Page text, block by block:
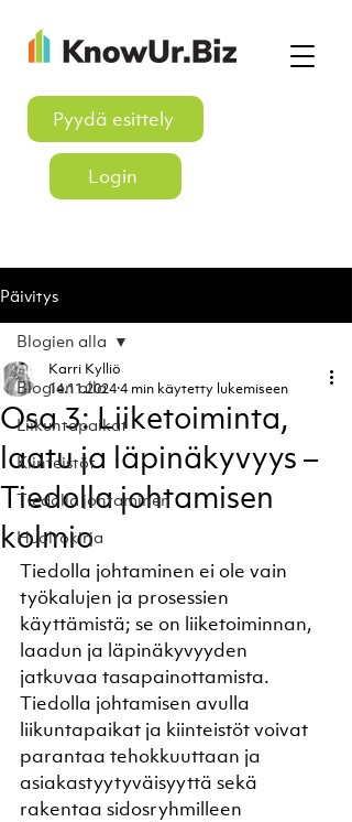
Pyydä esittely
Login
Päivitys
Blogien alla
Liikuntapaikat
Kiinteistöt
Tiedolla johtaminen
Huoltokirja
Blogien alla
Osa 3: Liiketoiminta,
laatu ja läpinäkyvyys –
Tiedolla johtamisen
kolmio
Karri Kylliö
14.11.20244 min käytetty lukemiseen
Tiedolla johtaminen ei ole vain
työkalujen ja prosessien
käyttämistä; se on liiketoiminnan,
laadun ja läpinäkyvyyden
jatkuvaa tasapainottamista.
Tiedolla johtamisen avulla
liikuntapaikat ja kiinteistöt voivat
parantaa tehokkuuttaan ja
asiakastyytyväisyyttä sekä
rakentaa sidosryhmilleen